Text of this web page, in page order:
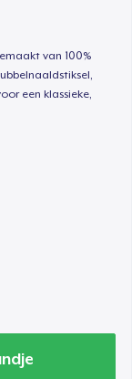
van 100%
een klassieke,